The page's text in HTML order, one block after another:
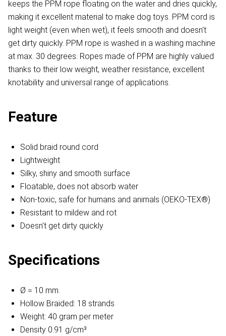
keeps the PPM rope floating on the water and dries quickly,
making it excellent material to make dog toys. PPM cord is
light weight (even when wet), it feels smooth and doesn't
get dirty quickly. PPM rope is washed in a washing machine
at max. 30 degrees. Ropes made of PPM are highly valued
thanks to their low weight, weather resistance, excellent
knotability and universal range of applications.
Feature
Solid braid round cord
Lightweight
Silky, shiny and smooth surface
Floatable, does not absorb water
Non-toxic, safe for humans and animals (OEKO-TEX®)
Resistant to mildew and rot
Doesn't get dirty quickly
Specifications
Ø = 10 mm.
Hollow Braided: 18 strands
Weight: 40 gram per meter
Density 0.91 g/cm³